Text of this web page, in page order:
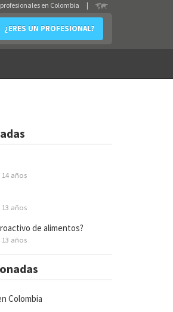
¿ERES UN PROFESIONAL?
en Colombia |
años
años
de alimentos?
años
Colombia